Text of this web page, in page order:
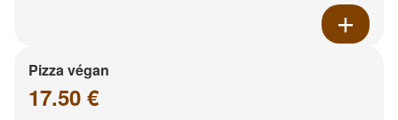
Pizza végan
17.50 €